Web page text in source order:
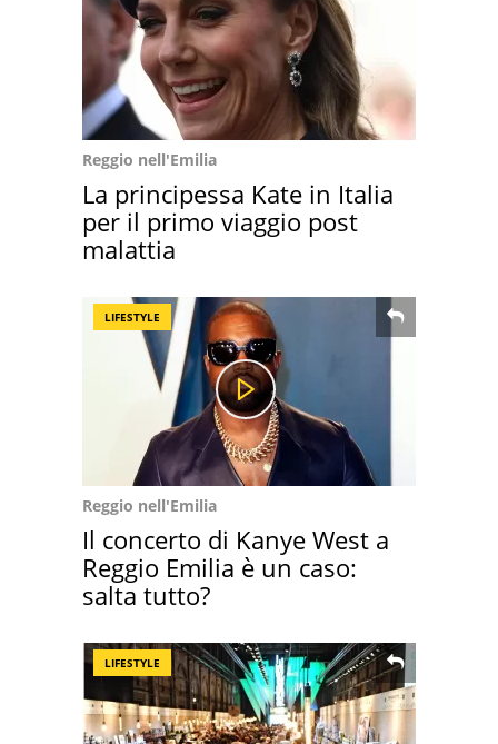
Reggio nell'Emilia
La principessa Kate in Italia
per il primo viaggio post
malattia
LIFESTYLE
Reggio nell'Emilia
Il concerto di Kanye West a
Reggio Emilia è un caso:
salta tutto?
LIFESTYLE